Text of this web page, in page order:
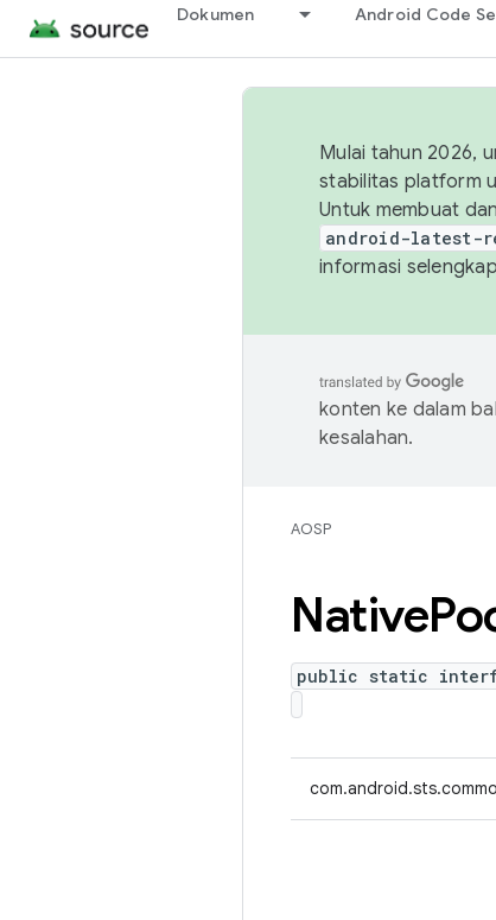
Dokumen Android Code
Mulai tahun 2026,
stabilitas platform
Untuk membuat
android-latest-
informasi
konten ke dalam
kesalahan.
AOSP
Native
public static